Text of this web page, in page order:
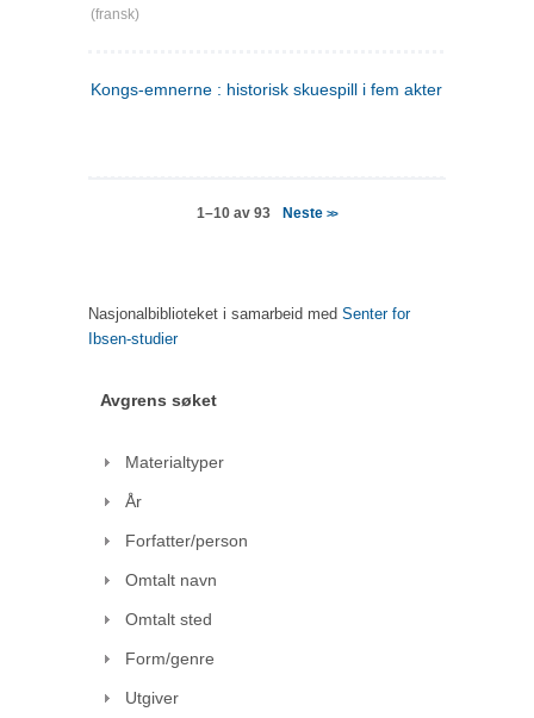
(fransk)
Kongs-emnerne : historisk skuespill i fem akter
1–10 av 93 Neste>>
Nasjonalbiblioteket i samarbeid med Senter for
Ibsen-studier
Avgrens søket
Materialtyper
År
Forfatter/person
Omtalt navn
Omtalt sted
Form/genre
Utgiver